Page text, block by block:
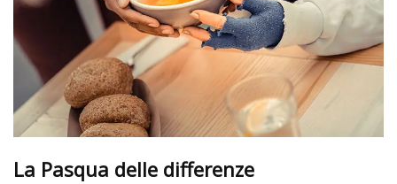
La Pasqua delle differenze